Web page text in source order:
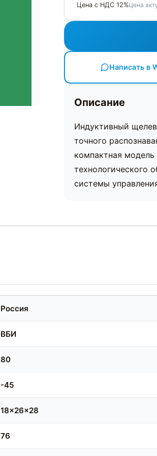
Цена с НДС 12%Цена
Написать в
Описание
Индуктивный
точного
компактная модель
технологического
системы
Россия
ВБИ
80
-45
18x26x28
76